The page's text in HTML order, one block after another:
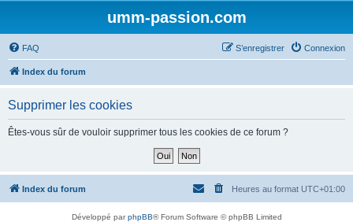
umm-passion.com
FAQ Connexion
S’enregistrer
Index du forum
Supprimer les cookies
Êtes-vous sûr de vouloir supprimer tous les cookies de ce forum ?
Index du forum Heures au format UTC+01:00
Développé parphpBB® Forum Software © phpBB Limited